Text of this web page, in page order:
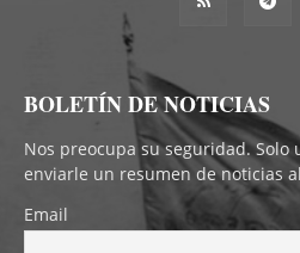
BOLETÍN DE NOTICIAS
Nos preocupa su seguridad. Solo
enviarle un resumen de noticias
Email